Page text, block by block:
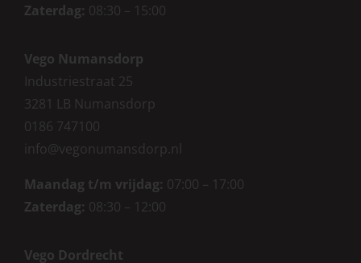
Zaterdag: 08:30 – 15:00
Vego Numansdorp
Industriestraat 25
3281 LB Numansdorp
0186 747100
info@vegonumansdorp.nl
Maandag t/m vrijdag: 07:00 – 17:00
Zaterdag: 08:30 – 12:00
Vego Dordrecht